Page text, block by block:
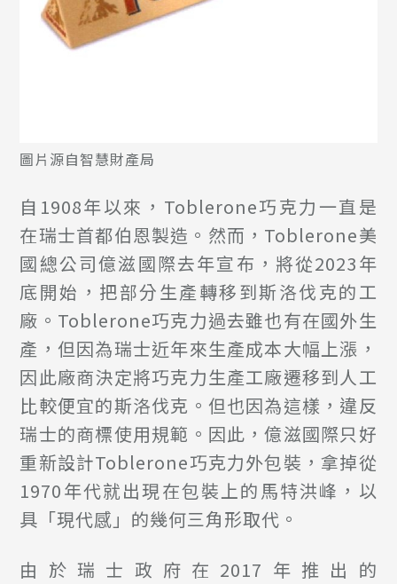
圖片源自智慧財產局
自1908年以來，Toblerone巧克力一直是
在瑞士首都伯恩製造。然而，Toblerone美
國總公司億滋國際去年宣布，將從2023年
底開始，把部分生產轉移到斯洛伐克的工
廠。Toblerone巧克力過去雖也有在國外生
產，但因為瑞士近年來生產成本大幅上漲，
因此廠商決定將巧克力生產工廠遷移到人工
比較便宜的斯洛伐克。但也因為這樣，違反
瑞士的商標使用規範。因此，億滋國際只好
重新設計Toblerone巧克力外包裝，拿掉從
1970年代就出現在包裝上的馬特洪峰，以
具「現代感」的幾何三角形取代。
由於瑞士政府在2017年推出的